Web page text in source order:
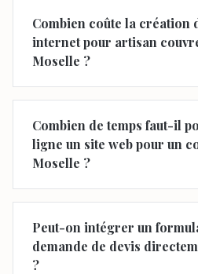
Combien coûte la création
internet pour artisan
Moselle ?
Combien de temps faut-il
ligne un site web pour un
Moselle ?
Peut-on intégrer un
demande de devis
?